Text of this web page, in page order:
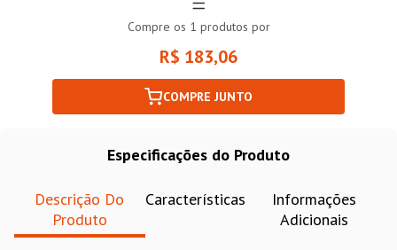
Compre os 1 produtos por
R$ 183,06
COMPRE JUNTO
Especificações do Produto
Descrição Do
Produto
Características
Informações
Adicionais